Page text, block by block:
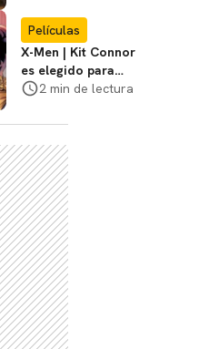
Películas
X-Men | Kit Connor
es elegido para
interpretar a
película
2 min de lectura